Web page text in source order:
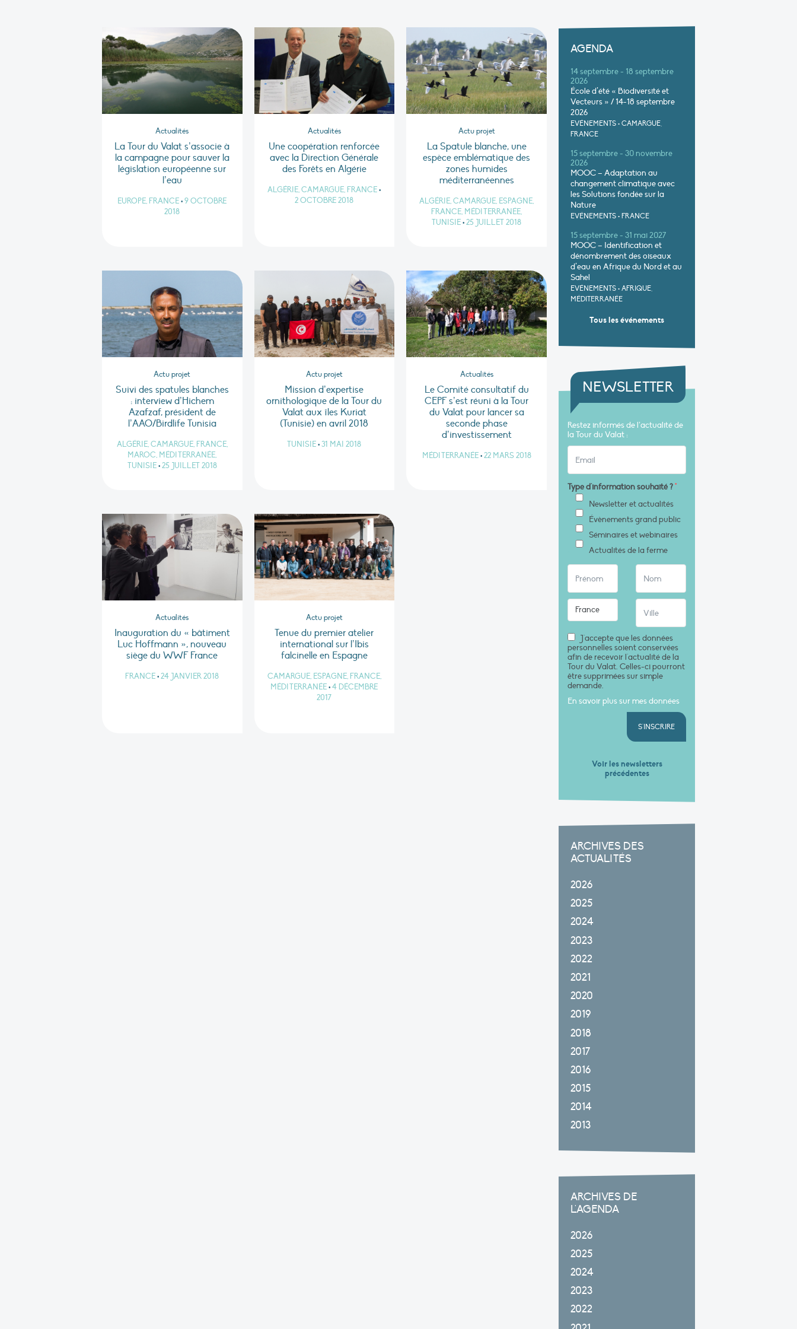
Actualités
La Tour du Valat s’associe à
la campagne pour sauver la
législation européenne sur
l’eau
EUROPE, FRANCE • 9 OCTOBRE
2018
Actualités
Une coopération renforcée
avec la Direction Générale
des Forêts en Algérie
ALGÉRIE, CAMARGUE, FRANCE •
2 OCTOBRE 2018
Actu projet
La Spatule blanche, une
espèce emblématique des
zones humides
méditerranéennes
ALGÉRIE, CAMARGUE, ESPAGNE,
FRANCE, MÉDITERRANÉE,
TUNISIE•25 JUILLET 2018
Actu projet
Suivi des spatules blanches
: interview d’Hichem
Azafzaf, président de
l’AAO/Birdlife Tunisia
ALGÉRIE, CAMARGUE, FRANCE,
MAROC, MÉDITERRANÉE,
TUNISIE•25 JUILLET 2018
Actu projet
Mission d’expertise
ornithologique de la Tour du
Valat aux îles Kuriat
(Tunisie) en avril 2018
TUNISIE • 31 MAI 2018
Actualités
Le Comité consultatif du
CEPF s’est réuni à la Tour
du Valat pour lancer sa
seconde phase
d’investissement
MÉDITERRANÉE • 22 MARS 2018
Actualités
Inauguration du « bâtiment
Luc Hoffmann », nouveau
siège du WWF France
FRANCE • 24 JANVIER 2018
Actu projet
Tenue du premier atelier
international sur l’Ibis
falcinelle en Espagne
CAMARGUE, ESPAGNE, FRANCE,
MÉDITERRANÉE • 4 DÉCEMBRE
2017
AGENDA
14 septembre - 18 septembre
2026
École d’été « Biodiversité et
Vecteurs » / 14-18 septembre
2026
EVÉNEMENTS • CAMARGUE,
FRANCE
15 septembre - 30 novembre
2026
MOOC – Adaptation au
changement climatique avec
les Solutions fondée sur la
Nature
EVÉNEMENTS • FRANCE
15 septembre - 31 mai 2027
MOOC – Identification et
dénombrement des oiseaux
d’eau en Afrique du Nord et au
Sahel
EVÉNEMENTS • AFRIQUE,
MÉDITERRANÉE
Tous les événements
NEWSLETTER
Restez informés de l’actualité de
la Tour du Valat :
Type d'information souhaité ?*
Newsletter et actualités
Évènements grand public
Séminaires et webinaires
Actualités de la ferme
J'accepte que les données
personnelles soient conservées
afin de recevoir l'actualité de la
Tour du Valat. Celles-ci pourront
être supprimées sur simple
demande.
En savoir plus sur mes données
S'INSCRIRE
Voir les newsletters
précédentes
ARCHIVES DES
ACTUALITÉS
2026
2025
2024
2023
2022
2021
2020
2019
2018
2017
2016
2015
2014
2013
ARCHIVES DE
L'AGENDA
2026
2025
2024
2023
2022